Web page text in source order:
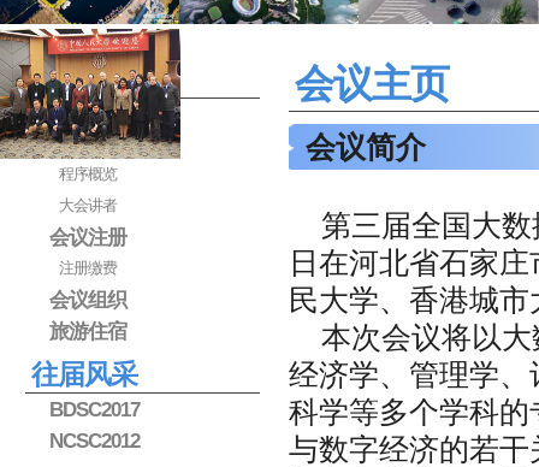
BDSC2018
会议由来
会议程序
程序概览
大会讲者
会议注册
注册缴费
会议组织
旅游住宿
往届风采
BDSC2017
NCSC2012
会议主页
会议简介
第三届全国大
日在河北省石家
民大学、香港城
本次会议将以
经济学、管理学
科学等多个学科
与数字经济的若